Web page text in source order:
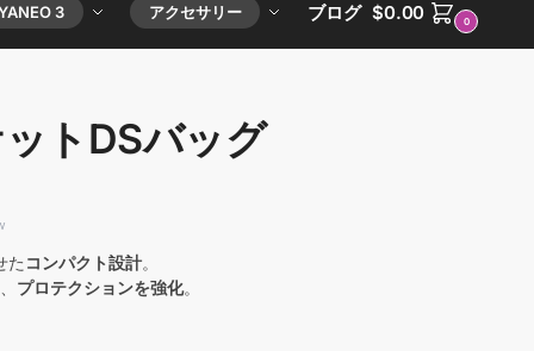
3 アクセサリー ブログ $0.00 0
トDSバッグ
た コンパクト設計。
プロテクションを強化。